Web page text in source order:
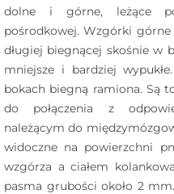
dolne i górne, leżące
pośrodkowej. Wzgórki
długiej biegnącej skośnie w
mniejsze i bardziej
bokach biegną ramiona. Są
do połączenia z
należącym do
widoczne na powierzchni
wzgórza a ciałem
pasma grubości około 2